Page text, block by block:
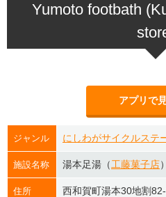
Yumoto footbath
アプリで
ジャンル にしわがサイクルステ
施設名称 湯本足湯（工藤菓子店）
住所 西和賀町湯本30地割82-